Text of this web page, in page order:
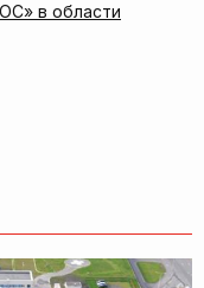
в области